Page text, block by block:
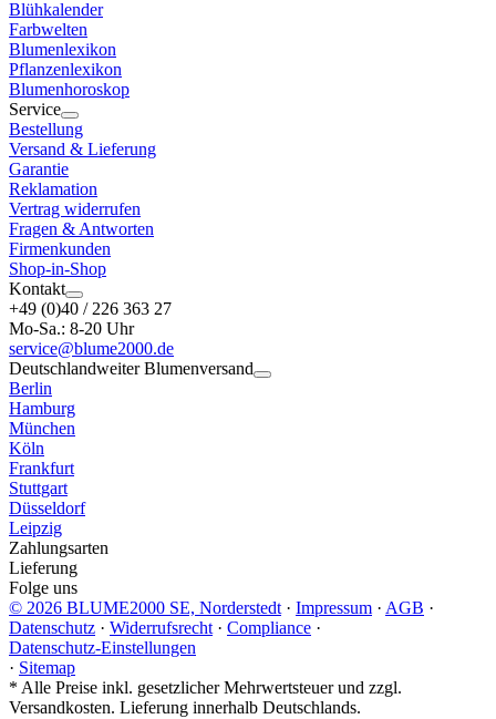
Blühkalender
Farbwelten
Blumenlexikon
Pflanzenlexikon
Blumenhoroskop
Service
Bestellung
Versand & Lieferung
Garantie
Reklamation
Vertrag widerrufen
Fragen & Antworten
Firmenkunden
Shop-in-Shop
Kontakt
+49 (0)40 / 226 363 27
Mo-Sa.: 8-20 Uhr
service@blume2000.de
Deutschlandweiter Blumenversand
Berlin
Hamburg
München
Köln
Frankfurt
Stuttgart
Düsseldorf
Leipzig
Zahlungsarten
Lieferung
Folge uns
© 2026 BLUME2000 SE, Norderstedt · Impressum · AGB ·
Datenschutz · Widerrufsrecht · Compliance ·
Datenschutz-Einstellungen
· Sitemap
* Alle Preise inkl. gesetzlicher Mehrwertsteuer und zzgl.
Versandkosten. Lieferung innerhalb Deutschlands.